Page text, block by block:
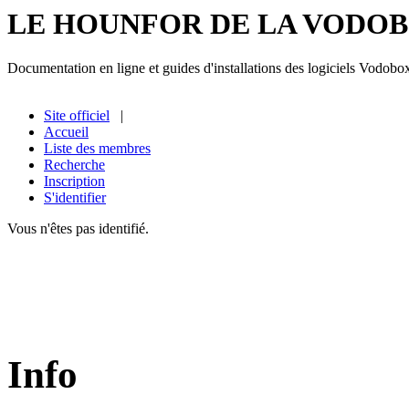
LE HOUNFOR DE LA
Documentation en ligne et guides d'installations des logiciels
Site officiel |
Accueil
Liste des membres
Recherche
Inscription
S'identifier
Vous n'êtes pas identifié.
Info